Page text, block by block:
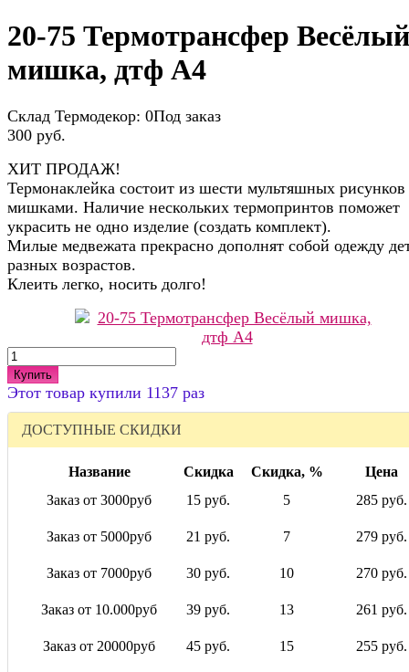
20-75 Термотрансфер Весёлый
мишка, дтф А4
Склад Термодекор: 0Под заказ
300 руб.
ХИТ ПРОДАЖ!
Термонаклейка состоит из шести мультяшных рисунков
мишками. Наличие нескольких термопринтов поможет
украсить не одно изделие (создать комплект).
Милые медвежата прекрасно дополнят собой одежду
разных возрастов.
Клеить легко, носить долго!
Купить
Этот товар купили 1137 раз
ДОСТУПНЫЕ СКИДКИ
Название Скидка Скидка, %
Цена
Заказ от 3000руб
15 руб. 5 285 руб.
Заказ от 5000руб 21 руб. 7 279 руб.
Заказ от 7000руб 30 руб. 10 270 руб.
Заказ от 10.000руб 39 руб. 13 261 руб.
Заказ от 20000руб 45 руб. 15 255 руб.